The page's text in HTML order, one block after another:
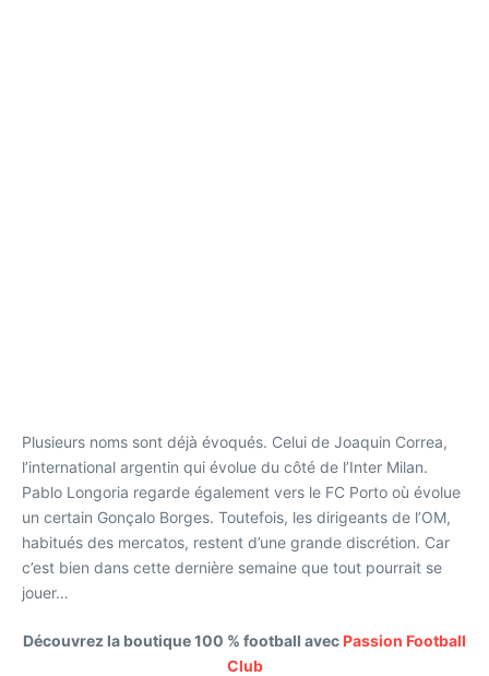
Plusieurs noms sont déjà évoqués. Celui de Joaquin Correa,
l’international argentin qui évolue du côté de l’Inter Milan.
Pablo Longoria regarde également vers le FC Porto où évolue
un certain Gonçalo Borges. Toutefois, les dirigeants de l’OM,
habitués des mercatos, restent d’une grande discrétion. Car
c’est bien dans cette dernière semaine que tout pourrait se
jouer…
Découvrez la boutique 100 % football avec Passion Football
Club